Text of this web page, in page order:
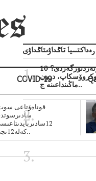
COVID-19
قوناەۆتاعى
كەلە12نجى..
رەداكتسيا تاڭداۋىتاڭداۋى
10 كۇندە نە وزنەردىوزگەردى؟
درون
ماڭىنداعىنە ج..